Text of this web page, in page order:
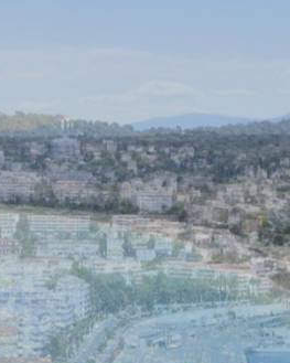
Nice les Collines Niçoises
Nice le petit Marais Niçois
Nice la plaine du Var
Nice le Carré d’Or
Nice Aéroport